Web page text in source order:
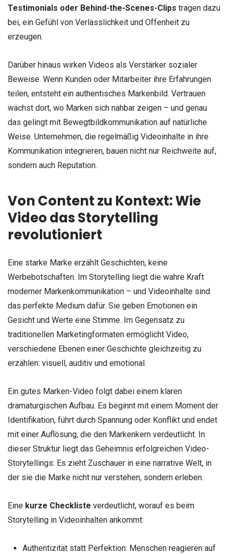
Testimonials oder Behind-the-Scenes-Clips tragen dazu
bei, ein Gefühl von Verlässlichkeit und Offenheit zu
erzeugen.
Darüber hinaus wirken Videos als Verstärker sozialer
Beweise. Wenn Kunden oder Mitarbeiter ihre Erfahrungen
teilen, entsteht ein authentisches Markenbild. Vertrauen
wächst dort, wo Marken sich nahbar zeigen – und genau
das gelingt mit Bewegtbildkommunikation auf natürliche
Weise. Unternehmen, die regelmäßig Videoinhalte in ihre
Kommunikation integrieren, bauen nicht nur Reichweite auf,
sondern auch Reputation.
Von Content zu Kontext: Wie
Video das Storytelling
revolutioniert
Eine starke Marke erzählt Geschichten, keine
Werbebotschaften. Im Storytelling liegt die wahre Kraft
moderner Markenkommunikation – und Videoinhalte sind
das perfekte Medium dafür. Sie geben Emotionen ein
Gesicht und Werte eine Stimme. Im Gegensatz zu
traditionellen Marketingformaten ermöglicht Video,
verschiedene Ebenen einer Geschichte gleichzeitig zu
erzählen: visuell, auditiv und emotional.
Ein gutes Marken-Video folgt dabei einem klaren
dramaturgischen Aufbau. Es beginnt mit einem Moment der
Identifikation, führt durch Spannung oder Konflikt und endet
mit einer Auflösung, die den Markenkern verdeutlicht. In
dieser Struktur liegt das Geheimnis erfolgreichen Video-
Storytellings: Es zieht Zuschauer in eine narrative Welt, in
der sie die Marke nicht nur verstehen, sondern erleben.
Eine kurze Checkliste verdeutlicht, worauf es beim
Storytelling in Videoinhalten ankommt:
Authentizität statt Perfektion: Menschen reagieren auf